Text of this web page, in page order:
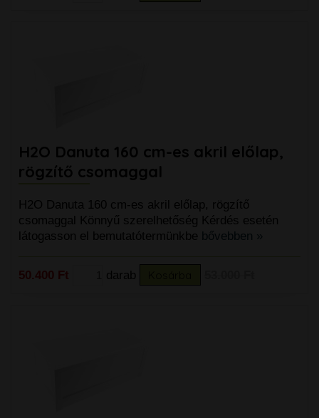
H2O Danuta 160 cm-es akril előlap,
rögzítő csomaggal
H2O Danuta 160 cm-es akril előlap, rögzítő
csomaggal Könnyű szerelhetőség Kérdés esetén
látogasson el bemutatótermünkbe bővebben »
50.400 Ft darab